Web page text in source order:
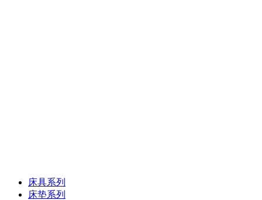
床具系列
床垫系列